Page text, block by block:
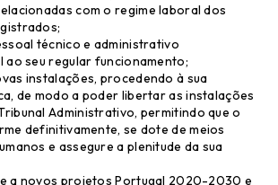
com o regime laboral dos
técnico e administrativo
ao seu regular funcionamento;
instalações, procedendo à sua
de modo a poder libertar as instalações
Administrativo, permitindo que o
definitivamente, se dote de meios
e assegure a plenitude da sua
a novos projetos Portugal 2020-2030 e